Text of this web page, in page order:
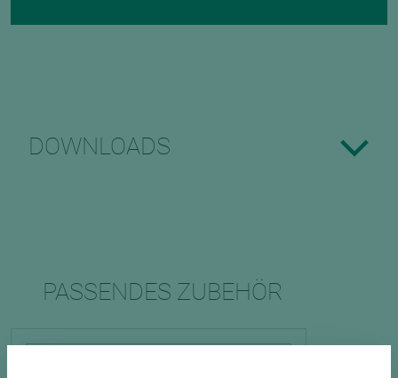
DOWNLOADS
PASSENDES ZUBEHÖR